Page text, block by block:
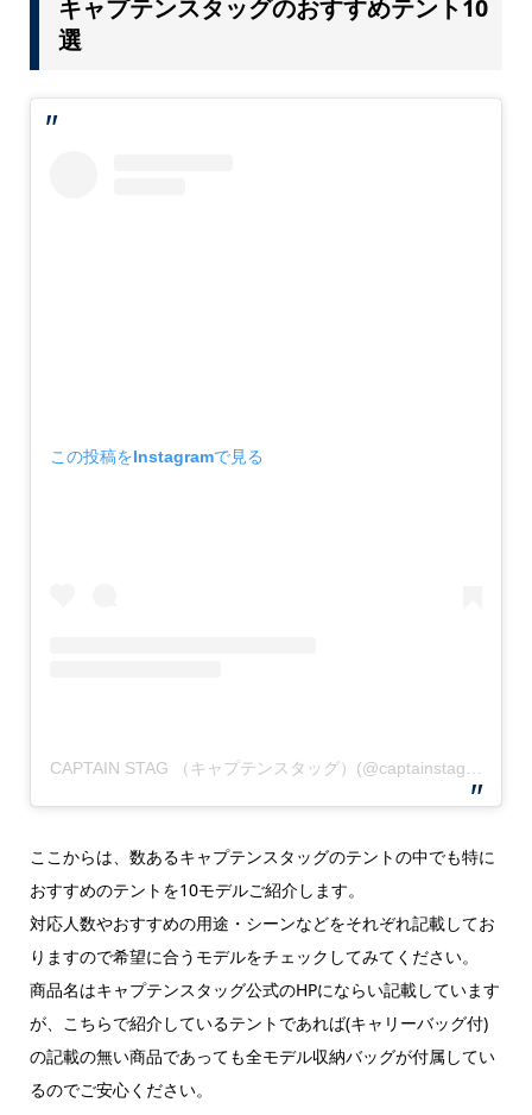
キャプテンスタッグのおすすめテント10
選
この投稿をInstagramで見る
ここからは、数あるキャプテンスタッグのテントの中でも特に
おすすめのテントを10モデルご紹介します。
対応人数やおすすめの用途・シーンなどをそれぞれ記載してお
りますので希望に合うモデルをチェックしてみてください。
商品名はキャプテンスタッグ公式のHPにならい記載しています
が、こちらで紹介しているテントであれば(キャリーバッグ付)
の記載の無い商品であっても全モデル収納バッグが付属してい
るのでご安心ください。